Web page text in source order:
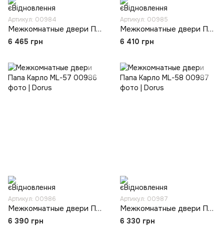
Артикул: 00984
Межкомнатные двери Папа Карло ML-55
6 465 грн
Артикул: 00985
Межкомнатные двери Папа Карло ML-56
6 410 грн
Артикул: 00986
Межкомнатные двери Папа Карло ML-57
6 390 грн
Артикул: 00987
Межкомнатные двери Папа Карло ML-58
6 330 грн